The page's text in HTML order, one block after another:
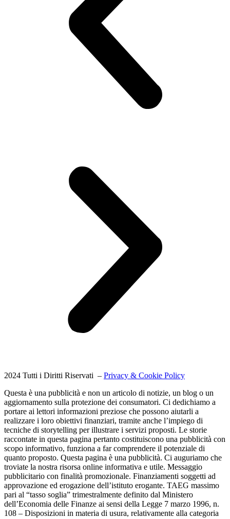
2024 Tutti i Diritti Riservati – Privacy & Cookie Policy
Questa è una pubblicità e non un articolo di notizie, un blog o un
aggiornamento sulla protezione dei consumatori. Ci dedichiamo a
portare ai lettori informazioni preziose che possono aiutarli a
realizzare i loro obiettivi finanziari, tramite anche l’impiego di
tecniche di storytelling per illustrare i servizi proposti. Le storie
raccontate in questa pagina pertanto costituiscono una pubblicità con
scopo informativo, funziona a far comprendere il potenziale di
quanto proposto. Questa pagina è una pubblicità. Ci auguriamo che
troviate la nostra risorsa online informativa e utile. Messaggio
pubblicitario con finalità promozionale. Finanziamenti soggetti ad
approvazione ed erogazione dell’istituto erogante. TAEG massimo
pari al “tasso soglia” trimestralmente definito dal Ministero
dell’Economia delle Finanze ai sensi della Legge 7 marzo 1996, n.
108 – Disposizioni in materia di usura, relativamente alla categoria